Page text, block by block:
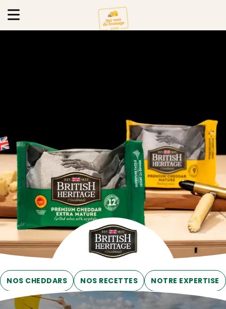
NOS CHEDDARS NOS RECETTES NOTRE EXPERTISE